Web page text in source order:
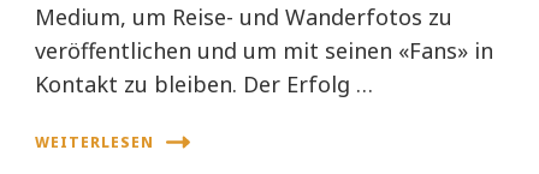
Medium, um Reise- und Wanderfotos zu
veröffentlichen und um mit seinen «Fans» in
Kontakt zu bleiben. Der Erfolg …
WEITERLESEN